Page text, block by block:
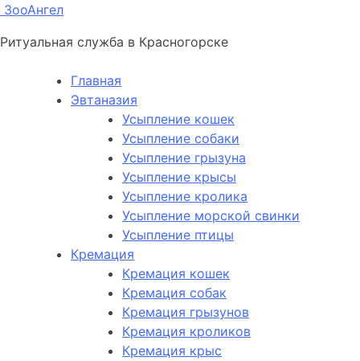
ЗооАнгел
Ритуальная служба в Красногорске
Главная
Эвтаназия
Усыпление кошек
Усыпление собаки
Усыпление грызуна
Усыпление крысы
Усыпление кролика
Усыпление морской свинки
Усыпление птицы
Кремация
Кремация кошек
Кремация собак
Кремация грызунов
Кремация кроликов
Кремация крыс